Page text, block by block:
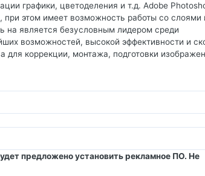
графики, цветоделения и т.д. Adobe
этом имеет возможность работы со слоями
на является безусловным лидером среди
возможностей, высокой эффективности и
для коррекции, монтажа, подготовки
предложено установить рекламное ПО. Не